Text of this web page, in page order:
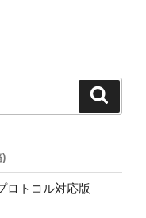
)
ロトコル対応版